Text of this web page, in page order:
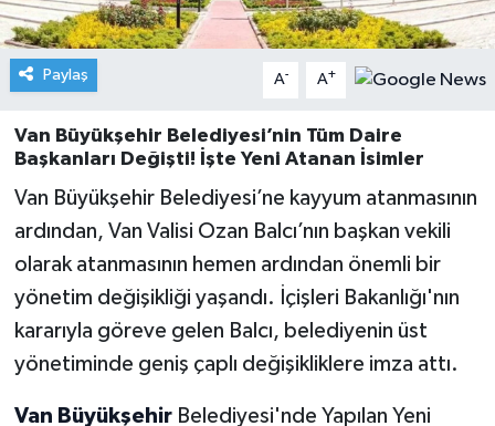
Paylaş A- A+
Van Büyükşehir Belediyesi’nin Tüm Daire
Başkanları Değişti! İşte Yeni Atanan İsimler
Van Büyükşehir Belediyesi’ne kayyum atanmasının
ardından, Van Valisi Ozan Balcı’nın başkan vekili
olarak atanmasının hemen ardından önemli bir
yönetim değişikliği yaşandı. İçişleri Bakanlığı'nın
kararıyla göreve gelen Balcı, belediyenin üst
yönetiminde geniş çaplı değişikliklere imza attı.
Van Büyükşehir Belediyesi'nde Yapılan Yeni